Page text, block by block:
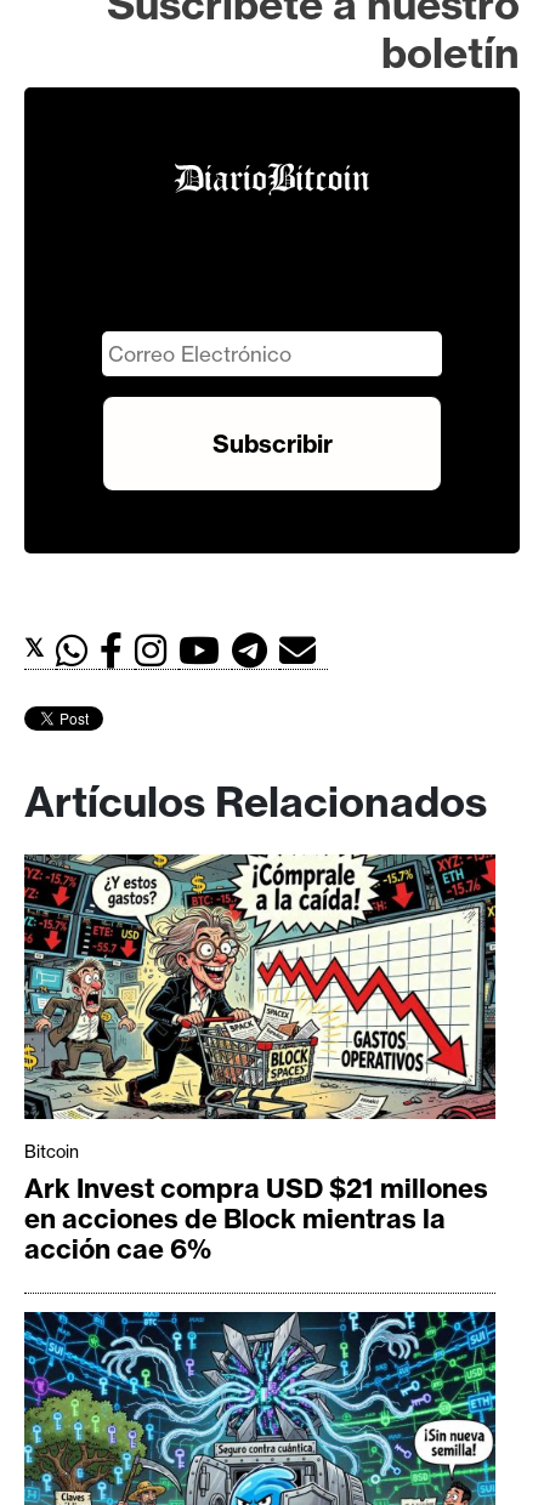
boletín
𝕏
Artículos Relacionados
Bitcoin
Ark Invest compra USD $21 millones
en acciones de Block mientras la
acción cae 6%